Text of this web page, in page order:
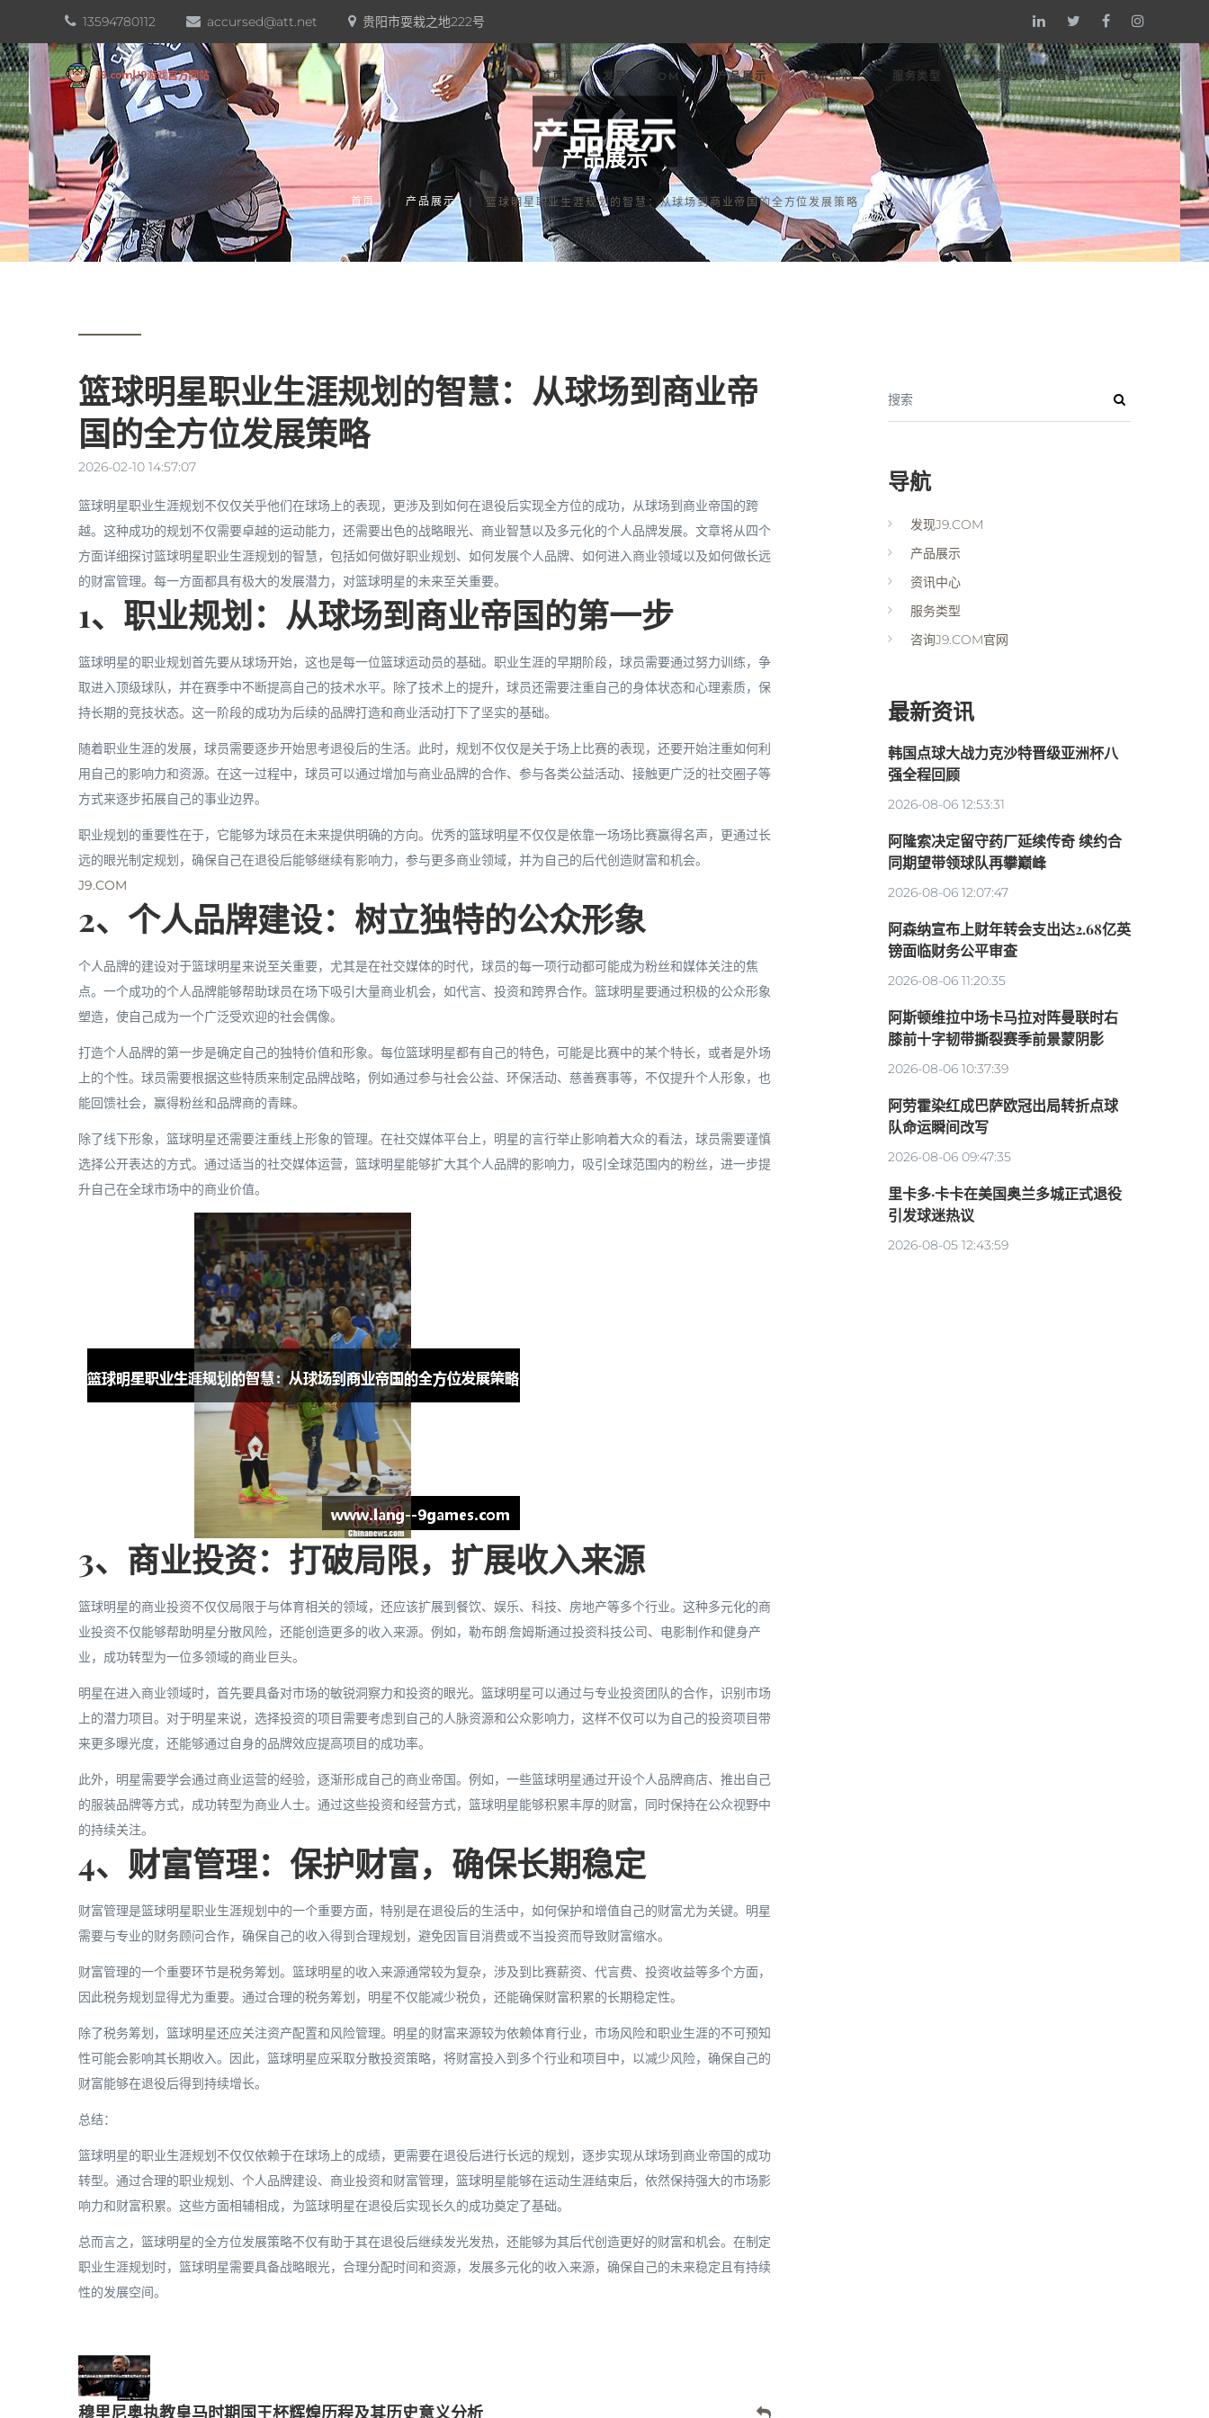
13594780112 accursed@att.net 贵阳市耍栽之地222号
首页 发现J9.COM 产品展示 资讯中心 服务类型 咨询J9.COM官网
产品展示
首页 产品展示 篮球明星职业生涯规划的智慧：从球场到商业帝国的全方位发展策略
篮球明星职业生涯规划的智慧：从球场到商业帝
国的全方位发展策略
2026-02-10 14:57:07
篮球明星职业生涯规划不仅仅关乎他们在球场上的表现，更涉及到如何在退役后实现全方位的成功，从球场到商业帝国的跨
越。这种成功的规划不仅需要卓越的运动能力，还需要出色的战略眼光、商业智慧以及多元化的个人品牌发展。文章将从四个
方面详细探讨篮球明星职业生涯规划的智慧，包括如何做好职业规划、如何发展个人品牌、如何进入商业领域以及如何做长远
的财富管理。每一方面都具有极大的发展潜力，对篮球明星的未来至关重要。
1、职业规划：从球场到商业帝国的第一步
篮球明星的职业规划首先要从球场开始，这也是每一位篮球运动员的基础。职业生涯的早期阶段，球员需要通过努力训练，争
取进入顶级球队，并在赛季中不断提高自己的技术水平。除了技术上的提升，球员还需要注重自己的身体状态和心理素质，保
持长期的竞技状态。这一阶段的成功为后续的品牌打造和商业活动打下了坚实的基础。
随着职业生涯的发展，球员需要逐步开始思考退役后的生活。此时，规划不仅仅是关于场上比赛的表现，还要开始注重如何利
用自己的影响力和资源。在这一过程中，球员可以通过增加与商业品牌的合作、参与各类公益活动、接触更广泛的社交圈子等
方式来逐步拓展自己的事业边界。
职业规划的重要性在于，它能够为球员在未来提供明确的方向。优秀的篮球明星不仅仅是依靠一场场比赛赢得名声，更通过长
远的眼光制定规划，确保自己在退役后能够继续有影响力，参与更多商业领域，并为自己的后代创造财富和机会。
J9.COM
2、个人品牌建设：树立独特的公众形象
个人品牌的建设对于篮球明星来说至关重要，尤其是在社交媒体的时代，球员的每一项行动都可能成为粉丝和媒体关注的焦
点。一个成功的个人品牌能够帮助球员在场下吸引大量商业机会，如代言、投资和跨界合作。篮球明星要通过积极的公众形象
塑造，使自己成为一个广泛受欢迎的社会偶像。
打造个人品牌的第一步是确定自己的独特价值和形象。每位篮球明星都有自己的特色，可能是比赛中的某个特长，或者是外场
上的个性。球员需要根据这些特质来制定品牌战略，例如通过参与社会公益、环保活动、慈善赛事等，不仅提升个人形象，也
能回馈社会，赢得粉丝和品牌商的青睐。
除了线下形象，篮球明星还需要注重线上形象的管理。在社交媒体平台上，明星的言行举止影响着大众的看法，球员需要谨慎
选择公开表达的方式。通过适当的社交媒体运营，篮球明星能够扩大其个人品牌的影响力，吸引全球范围内的粉丝，进一步提
升自己在全球市场中的商业价值。
3、商业投资：打破局限，扩展收入来源
篮球明星的商业投资不仅仅局限于与体育相关的领域，还应该扩展到餐饮、娱乐、科技、房地产等多个行业。这种多元化的商
业投资不仅能够帮助明星分散风险，还能创造更多的收入来源。例如，勒布朗·詹姆斯通过投资科技公司、电影制作和健身产
业，成功转型为一位多领域的商业巨头。
明星在进入商业领域时，首先要具备对市场的敏锐洞察力和投资的眼光。篮球明星可以通过与专业投资团队的合作，识别市场
上的潜力项目。对于明星来说，选择投资的项目需要考虑到自己的人脉资源和公众影响力，这样不仅可以为自己的投资项目带
来更多曝光度，还能够通过自身的品牌效应提高项目的成功率。
此外，明星需要学会通过商业运营的经验，逐渐形成自己的商业帝国。例如，一些篮球明星通过开设个人品牌商店、推出自己
的服装品牌等方式，成功转型为商业人士。通过这些投资和经营方式，篮球明星能够积累丰厚的财富，同时保持在公众视野中
的持续关注。
4、财富管理：保护财富，确保长期稳定
财富管理是篮球明星职业生涯规划中的一个重要方面，特别是在退役后的生活中，如何保护和增值自己的财富尤为关键。明星
需要与专业的财务顾问合作，确保自己的收入得到合理规划，避免因盲目消费或不当投资而导致财富缩水。
财富管理的一个重要环节是税务筹划。篮球明星的收入来源通常较为复杂，涉及到比赛薪资、代言费、投资收益等多个方面，
因此税务规划显得尤为重要。通过合理的税务筹划，明星不仅能减少税负，还能确保财富积累的长期稳定性。
除了税务筹划，篮球明星还应关注资产配置和风险管理。明星的财富来源较为依赖体育行业，市场风险和职业生涯的不可预知
性可能会影响其长期收入。因此，篮球明星应采取分散投资策略，将财富投入到多个行业和项目中，以减少风险，确保自己的
财富能够在退役后得到持续增长。
总结：
篮球明星的职业生涯规划不仅仅依赖于在球场上的成绩，更需要在退役后进行长远的规划，逐步实现从球场到商业帝国的成功
转型。通过合理的职业规划、个人品牌建设、商业投资和财富管理，篮球明星能够在运动生涯结束后，依然保持强大的市场影
响力和财富积累。这些方面相辅相成，为篮球明星在退役后实现长久的成功奠定了基础。
总而言之，篮球明星的全方位发展策略不仅有助于其在退役后继续发光发热，还能够为其后代创造更好的财富和机会。在制定
职业生涯规划时，篮球明星需要具备战略眼光，合理分配时间和资源，发展多元化的收入来源，确保自己的未来稳定且有持续
性的发展空间。
穆里尼奥执教皇马时期国王杯辉煌历程及其历史意义分析
搜索
导航
发现J9.COM
产品展示
资讯中心
服务类型
咨询J9.COM官网
最新资讯
韩国点球大战力克沙特晋级亚洲杯八
强全程回顾
2026-08-06 12:53:31
阿隆索决定留守药厂延续传奇 续约合
同期望带领球队再攀巅峰
2026-08-06 12:07:47
阿森纳宣布上财年转会支出达2.68亿英
镑面临财务公平审查
2026-08-06 11:20:35
阿斯顿维拉中场卡马拉对阵曼联时右
膝前十字韧带撕裂赛季前景蒙阴影
2026-08-06 10:37:39
阿劳霍染红成巴萨欧冠出局转折点球
队命运瞬间改写
2026-08-06 09:47:35
里卡多·卡卡在美国奥兰多城正式退役
引发球迷热议
2026-08-05 12:43:59